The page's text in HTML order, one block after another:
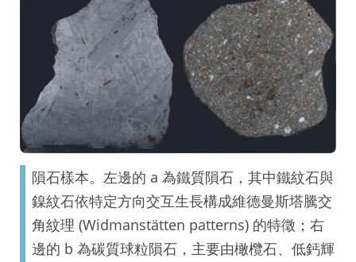
隕石樣本。左邊的 a 為鐵質隕石，其中鐵紋石與
鎳紋石依特定方向交互生長構成維德曼斯塔騰交
角紋理 (Widmanstätten patterns) 的特徵；右
邊的 b 為碳質球粒隕石，主要由橄欖石、低鈣輝